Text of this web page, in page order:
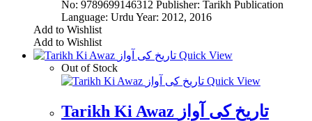
No: 9789699146312 Publisher: Tarikh Publication
Language: Urdu Year: 2012, 2016
Add to Wishlist
Add to Wishlist
Quick View
Out of Stock
Quick View
Tarikh Ki Awaz تاریخ کی آواز